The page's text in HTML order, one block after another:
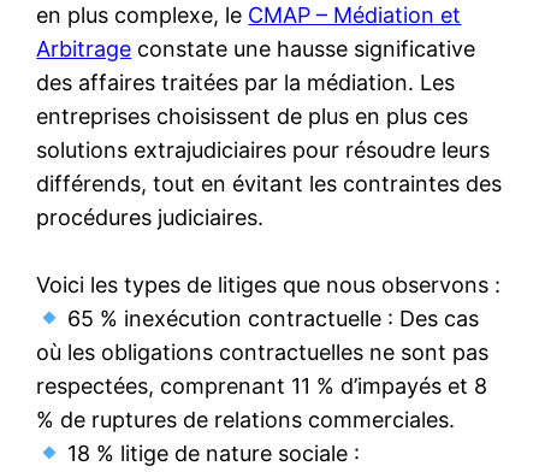
en plus complexe, le CMAP – Médiation et
Arbitrage constate une hausse significative
des affaires traitées par la médiation. Les
entreprises choisissent de plus en plus ces
solutions extrajudiciaires pour résoudre leurs
différends, tout en évitant les contraintes des
procédures judiciaires.
Voici les types de litiges que nous observons :
65 % inexécution contractuelle : Des cas
où les obligations contractuelles ne sont pas
respectées, comprenant 11 % d’impayés et 8
% de ruptures de relations commerciales.
18 % litige de nature sociale :